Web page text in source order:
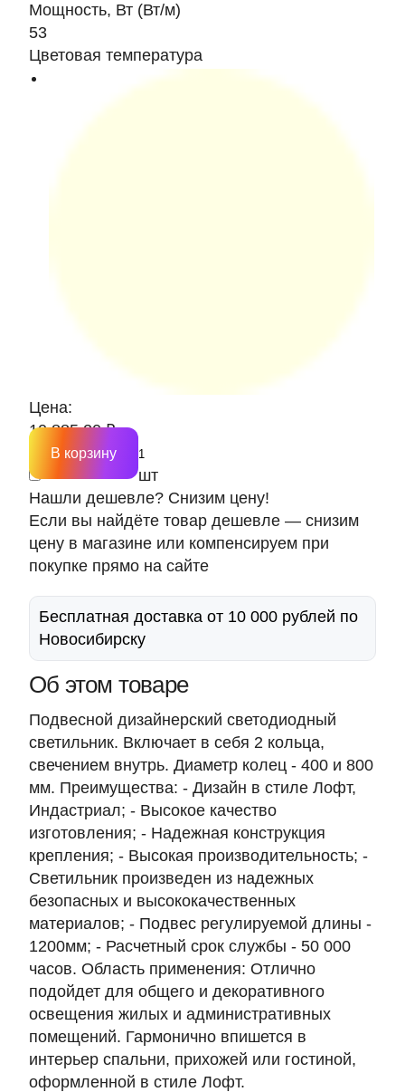
Мощность, Вт (Вт/м)
53
Цветовая температура
Цена:
10 885.20 ₽
шт
В корзину
Нашли дешевле? Снизим цену!
Если вы найдёте товар дешевле — снизим
цену в магазине или компенсируем при
покупке прямо на сайте
Бесплатная доставка от 10 000 рублей по
Новосибирску
Об этом товаре
Подвесной дизайнерский светодиодный
светильник. Включает в себя 2 кольца,
свечением внутрь. Диаметр колец - 400 и 800
мм. Преимущества: - Дизайн в стиле Лофт,
Индастриал; - Высокое качество
изготовления; - Надежная конструкция
крепления; - Высокая производительность; -
Светильник произведен из надежных
безопасных и высококачественных
материалов; - Подвес регулируемой длины -
1200мм; - Расчетный срок службы - 50 000
часов. Область применения: Отлично
подойдет для общего и декоративного
освещения жилых и административных
помещений. Гармонично впишется в
интерьер спальни, прихожей или гостиной,
оформленной в стиле Лофт.